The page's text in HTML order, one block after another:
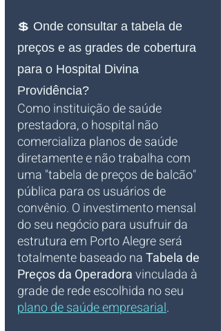
💲 Onde consultar a tabela de
preços e as grades de cobertura
para o Hospital Divina
Providência?
Como instituição de saúde
prestadora, o hospital não
comercializa planos de saúde
diretamente e não trabalha com
uma "tabela de preços de balcão"
pública para os usuários de
convênio. O investimento mensal
do seu negócio para usufruir da
estrutura em Porto Alegre será
totalmente baseado na Tabela de
Preços da Operadora vinculada à
grade de rede escolhida no seu
plano de saúde empresarial.